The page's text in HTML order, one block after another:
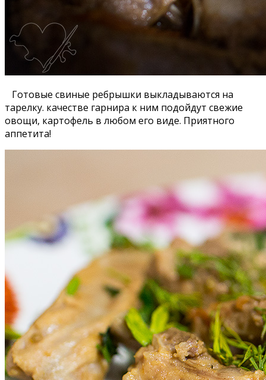
Готовые свиные ребрышки выкладываются на
тарелку. качестве гарнира к ним подойдут свежие
овощи, картофель в любом его виде. Приятного
аппетита!